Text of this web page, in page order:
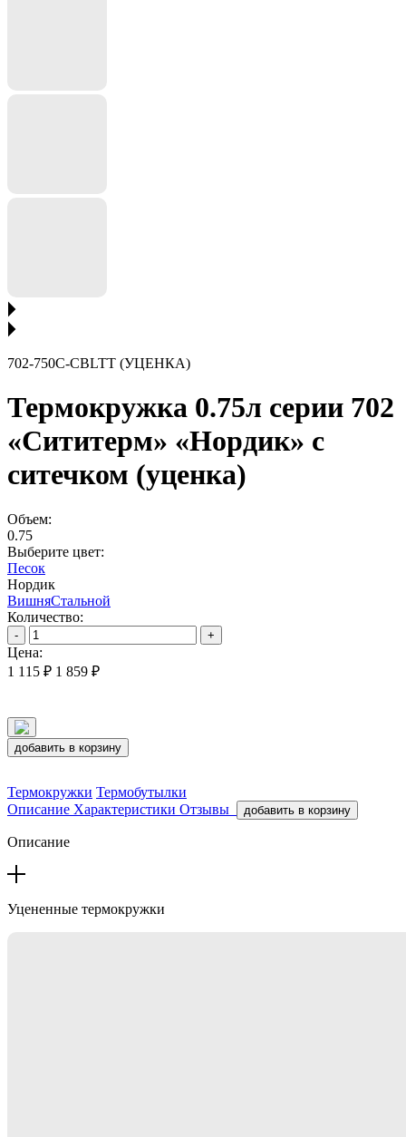
702-750C-CBLTT (УЦЕНКА)
Термокружка 0.75л серии 702
«Сититерм» «Нордик» с
ситечком (уценка)
Объем:
0.75
Выберите цвет:
Песок
Нордик
ВишняСтальной
Количество:
- +
Цена:
1 115 ₽ 1 859 ₽
добавить в корзину
Термокружки Термобутылки
Описание Характеристики Отзывы добавить в корзину
Описание
Уцененные термокружки